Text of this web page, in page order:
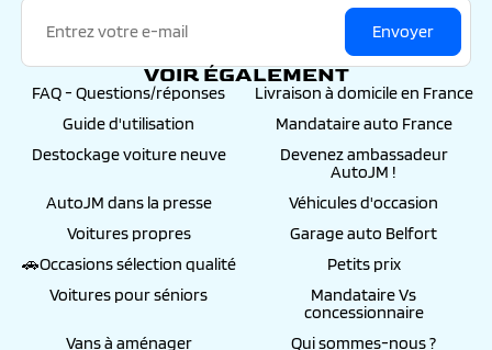
Envoyer
VOIR ÉGALEMENT
FAQ - Questions/réponses
Livraison à domicile en France
Guide d'utilisation
Mandataire auto France
Destockage voiture neuve
Devenez ambassadeur
AutoJM !
AutoJM dans la presse
Véhicules d'occasion
Voitures propres
Garage auto Belfort
🚗Occasions sélection qualité
Petits prix
Voitures pour séniors
Mandataire Vs
concessionnaire
Vans à aménager
Qui sommes-nous ?